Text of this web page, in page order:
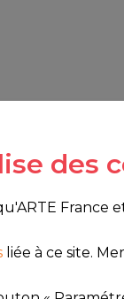
des
France
liée à ce site.